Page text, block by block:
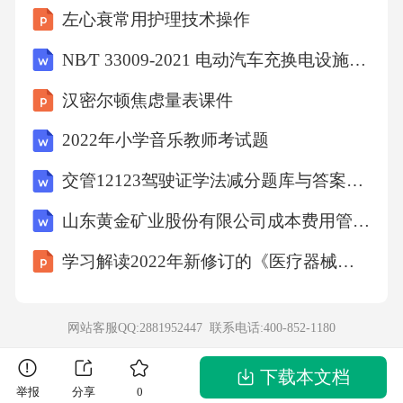
左心衰常用护理技术操作
NB∕T 33009-2021 电动汽车充换电设施建设技术导则
汉密尔顿焦虑量表课件
2022年小学音乐教师考试题
交管12123驾驶证学法减分题库与答案（通用版）
山东黄金矿业股份有限公司成本费用管理制度
学习解读2022年新修订的《医疗器械经营监督管理办法》辅导课件PPT
网站客服QQ:2881952447 联系电话:400-852-1180
举报 分享 0
下载本文档